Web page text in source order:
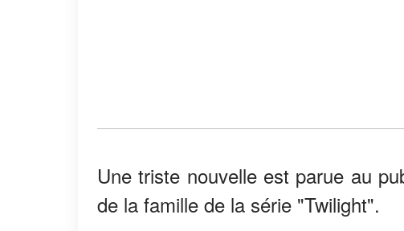
Une triste nouvelle est parue au
de la famille de la série "Twilight".